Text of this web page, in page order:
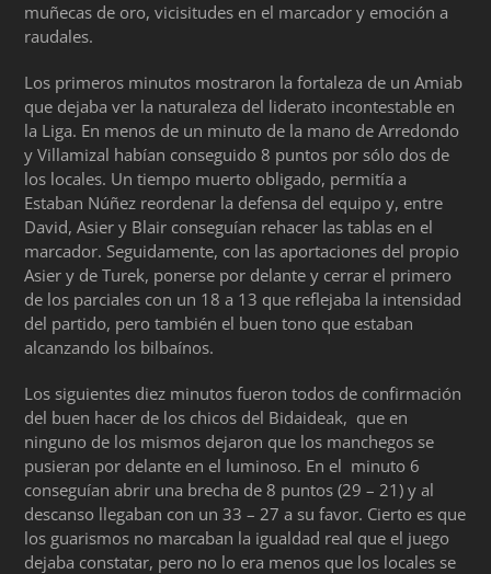
muñecas de oro, vicisitudes en el marcador y emoción a
raudales.
Los primeros minutos mostraron la fortaleza de un Amiab
que dejaba ver la naturaleza del liderato incontestable en
la Liga. En menos de un minuto de la mano de Arredondo
y Villamizal habían conseguido 8 puntos por sólo dos de
los locales. Un tiempo muerto obligado, permitía a
Estaban Núñez reordenar la defensa del equipo y, entre
David, Asier y Blair conseguían rehacer las tablas en el
marcador. Seguidamente, con las aportaciones del propio
Asier y de Turek, ponerse por delante y cerrar el primero
de los parciales con un 18 a 13 que reflejaba la intensidad
del partido, pero también el buen tono que estaban
alcanzando los bilbaínos.
Los siguientes diez minutos fueron todos de confirmación
del buen hacer de los chicos del Bidaideak, que en
ninguno de los mismos dejaron que los manchegos se
pusieran por delante en el luminoso. En el minuto 6
conseguían abrir una brecha de 8 puntos (29 – 21) y al
descanso llegaban con un 33 – 27 a su favor. Cierto es que
los guarismos no marcaban la igualdad real que el juego
dejaba constatar, pero no lo era menos que los locales se